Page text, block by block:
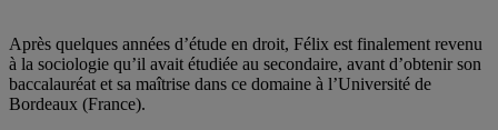
Après quelques années d’étude en droit, Félix est finalement revenu
à la sociologie qu’il avait étudiée au secondaire, avant d’obtenir son
baccalauréat et sa maîtrise dans ce domaine à l’Université de
Bordeaux (France).